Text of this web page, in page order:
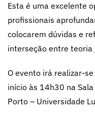
Esta é uma excelente
profissionais
colocarem dúvidas e
interseção entre
O evento irá realizar-
início às 14h30 na
Porto – Universidade